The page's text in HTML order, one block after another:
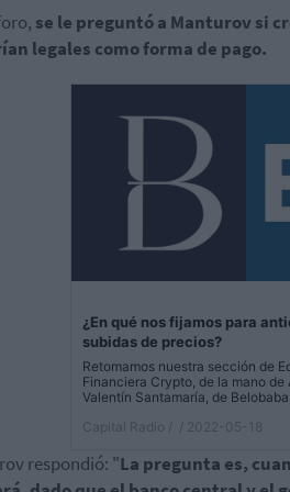
se le preguntó a Manturov si
legales como forma de pago.
¿En qué nos fijamos para
subidas de precios?
Retomamos nuestra sección de
Financiera Crypto, de la mano
Valentín Santamaría, de Belobaba
Capital Radio /
/ 2022-05-18
respondió: "La pregunta es,